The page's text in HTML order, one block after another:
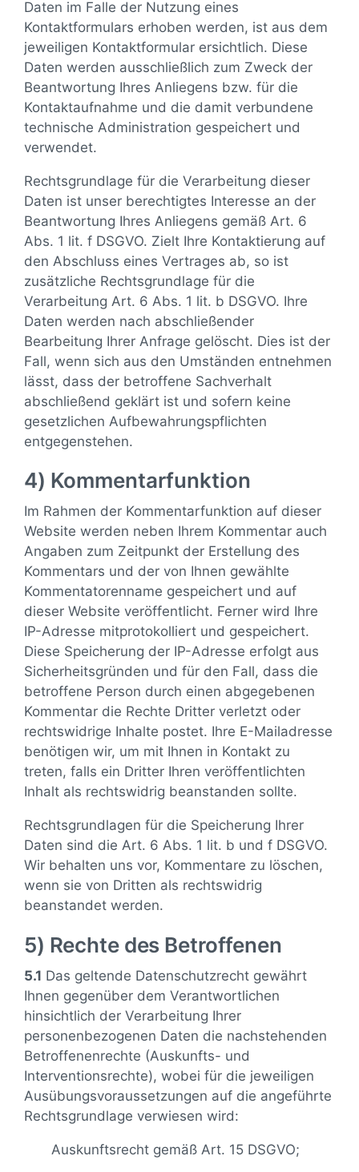
Daten im Falle der Nutzung eines
Kontaktformulars erhoben werden, ist aus dem
jeweiligen Kontaktformular ersichtlich. Diese
Daten werden ausschließlich zum Zweck der
Beantwortung Ihres Anliegens bzw. für die
Kontaktaufnahme und die damit verbundene
technische Administration gespeichert und
verwendet.
Rechtsgrundlage für die Verarbeitung dieser
Daten ist unser berechtigtes Interesse an der
Beantwortung Ihres Anliegens gemäß Art. 6
Abs. 1 lit. f DSGVO. Zielt Ihre Kontaktierung auf
den Abschluss eines Vertrages ab, so ist
zusätzliche Rechtsgrundlage für die
Verarbeitung Art. 6 Abs. 1 lit. b DSGVO. Ihre
Daten werden nach abschließender
Bearbeitung Ihrer Anfrage gelöscht. Dies ist der
Fall, wenn sich aus den Umständen entnehmen
lässt, dass der betroffene Sachverhalt
abschließend geklärt ist und sofern keine
gesetzlichen Aufbewahrungspflichten
entgegenstehen.
4) Kommentarfunktion
Im Rahmen der Kommentarfunktion auf dieser
Website werden neben Ihrem Kommentar auch
Angaben zum Zeitpunkt der Erstellung des
Kommentars und der von Ihnen gewählte
Kommentatorenname gespeichert und auf
dieser Website veröffentlicht. Ferner wird Ihre
IP-Adresse mitprotokolliert und gespeichert.
Diese Speicherung der IP-Adresse erfolgt aus
Sicherheitsgründen und für den Fall, dass die
betroffene Person durch einen abgegebenen
Kommentar die Rechte Dritter verletzt oder
rechtswidrige Inhalte postet. Ihre E-Mailadresse
benötigen wir, um mit Ihnen in Kontakt zu
treten, falls ein Dritter Ihren veröffentlichten
Inhalt als rechtswidrig beanstanden sollte.
Rechtsgrundlagen für die Speicherung Ihrer
Daten sind die Art. 6 Abs. 1 lit. b und f DSGVO.
Wir behalten uns vor, Kommentare zu löschen,
wenn sie von Dritten als rechtswidrig
beanstandet werden.
5) Rechte des Betroffenen
5.1 Das geltende Datenschutzrecht gewährt
Ihnen gegenüber dem Verantwortlichen
hinsichtlich der Verarbeitung Ihrer
personenbezogenen Daten die nachstehenden
Betroffenenrechte (Auskunfts- und
Interventionsrechte), wobei für die jeweiligen
Ausübungsvoraussetzungen auf die angeführte
Rechtsgrundlage verwiesen wird:
Auskunftsrecht gemäß Art. 15 DSGVO;